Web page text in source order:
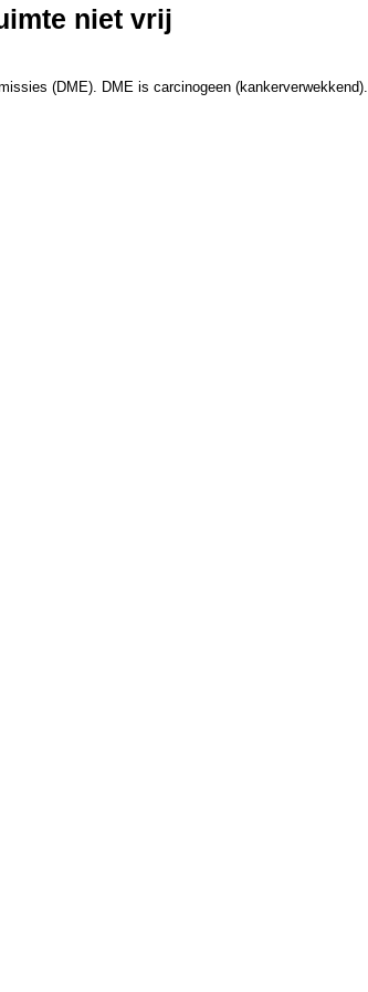
niet vrij
(DME). DME is carcinogeen (kankerverwekkend).